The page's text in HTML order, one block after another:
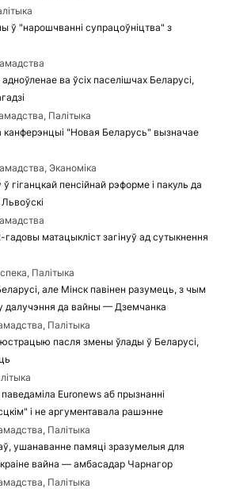
ў "нарошчванні супрацоўніцтва" з
ва ўсіх паселішчах Беларусі,
Палітыка
канферэнцыі "Новая Беларусь" вызначае
Эканоміка
гіганцкай пенсійнай рэформе і пакуль да
матацыкліст загінуў ад сутыкнення
Палітыка
але Мінск павінен разумець, з чым
далучэння да вайны — Дземчанка
Палітыка
пасля змены ўлады ў Беларусі,
Euronews аб прызнанні
і не аргументавала рашэнне
Палітыка
ушанаванне памяці зразумелыя для
вайна — амбасадар Чарнагор
Палітыка